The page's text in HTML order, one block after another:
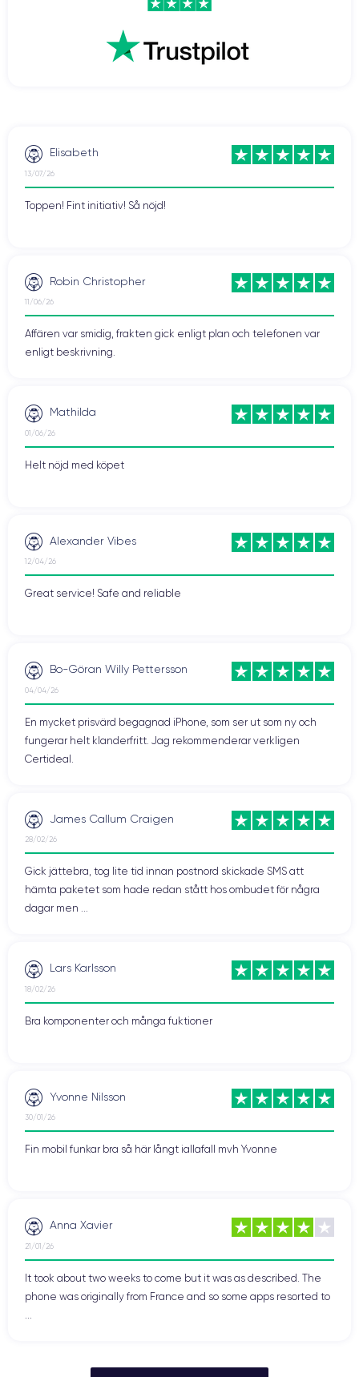
Elisabeth
13/07/26
Toppen! Fint initiativ! Så nöjd!
Robin Christopher
11/06/26
Affären var smidig, frakten gick enligt plan och telefonen var
enligt beskrivning.
Mathilda
01/06/26
Helt nöjd med köpet
Alexander Vibes
12/04/26
Great service! Safe and reliable
Bo-Göran Willy Pettersson
04/04/26
En mycket prisvärd begagnad iPhone, som ser ut som ny och
fungerar helt klanderfritt. Jag rekommenderar verkligen
Certideal.
James Callum Craigen
28/02/26
Gick jättebra, tog lite tid innan postnord skickade SMS att
hämta paketet som hade redan stått hos ombudet för några
dagar men ...
Lars Karlsson
18/02/26
Bra komponenter och många fuktioner
Yvonne Nilsson
30/01/26
Fin mobil funkar bra så här långt iallafall mvh Yvonne
Anna Xavier
21/01/26
It took about two weeks to come but it was as described. The
phone was originally from France and so some apps resorted to